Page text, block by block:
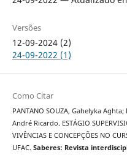
Versões
12-09-2024 (2)
24-09-2022 (1)
Como Citar
PANTANO SOUZA, Gahelyka
André Ricardo. ESTÁGIO
VIVÊNCIAS E CONCEPÇÕES NO
UFAC. Saberes: Revista